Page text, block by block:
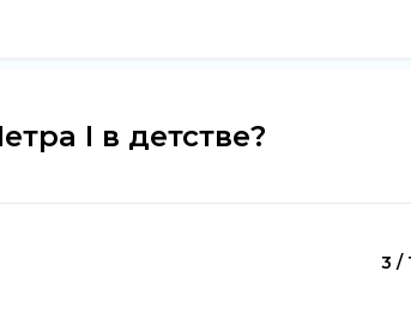
I в детстве?
3 /